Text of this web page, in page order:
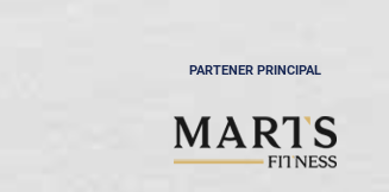
PARTENER PRINCIPAL